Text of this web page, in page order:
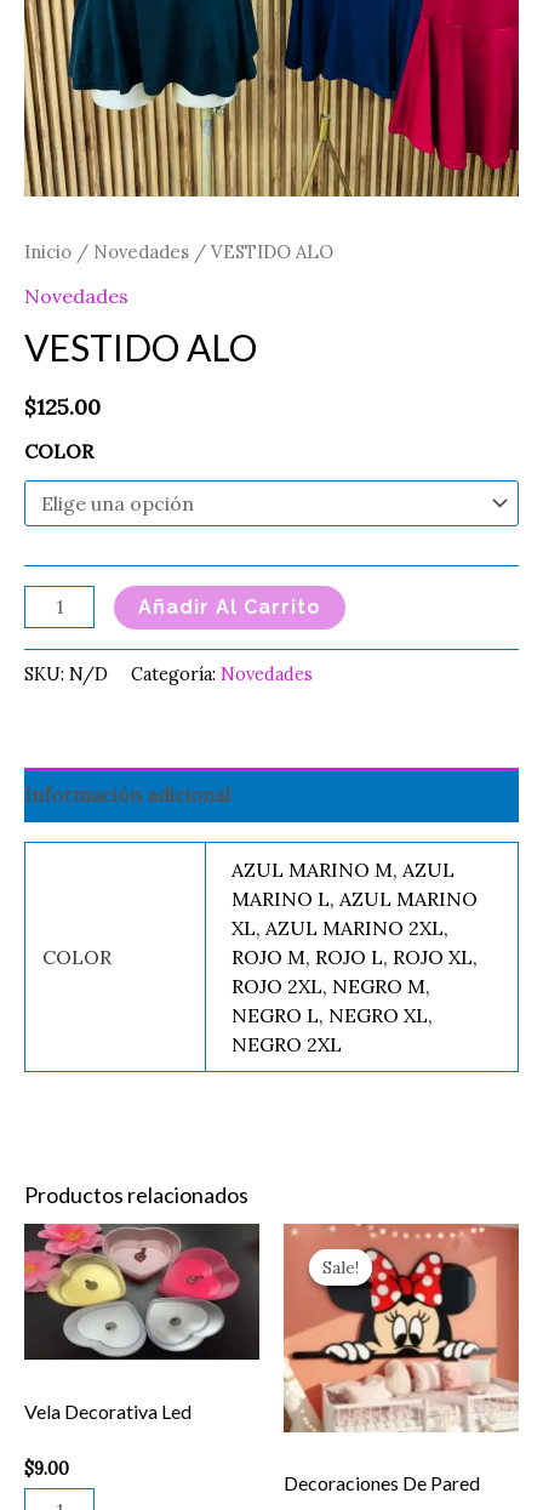
Inicio / Novedades / VESTIDO ALO
Novedades
VESTIDO ALO
$125.00
COLOR
Añadir Al Carrito
SKU: N/D Categoría: Novedades
Información adicional
COLOR
AZUL MARINO M, AZUL
MARINO L, AZUL MARINO
XL, AZUL MARINO 2XL,
ROJO M, ROJO L, ROJO XL,
ROJO 2XL, NEGRO M,
NEGRO L, NEGRO XL,
NEGRO 2XL
Productos relacionados
Vela Decorativa Led
$9.00
Vela
Decorativa
Led
cantidad
Sale!
Sale!
Decoraciones De Pared